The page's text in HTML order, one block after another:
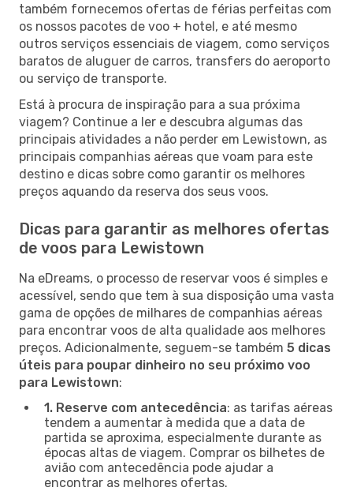
também fornecemos ofertas de férias perfeitas com
os nossos pacotes de voo + hotel, e até mesmo
outros serviços essenciais de viagem, como serviços
baratos de aluguer de carros, transfers do aeroporto
ou serviço de transporte.
Está à procura de inspiração para a sua próxima
viagem? Continue a ler e descubra algumas das
principais atividades a não perder em Lewistown, as
principais companhias aéreas que voam para este
destino e dicas sobre como garantir os melhores
preços aquando da reserva dos seus voos.
Dicas para garantir as melhores ofertas
de voos para Lewistown
Na eDreams, o processo de reservar voos é simples e
acessível, sendo que tem à sua disposição uma vasta
gama de opções de milhares de companhias aéreas
para encontrar voos de alta qualidade aos melhores
preços. Adicionalmente, seguem-se também 5 dicas
úteis para poupar dinheiro no seu próximo voo
para Lewistown:
1. Reserve com antecedência: as tarifas aéreas
tendem a aumentar à medida que a data de
partida se aproxima, especialmente durante as
épocas altas de viagem. Comprar os bilhetes de
avião com antecedência pode ajudar a
encontrar as melhores ofertas.